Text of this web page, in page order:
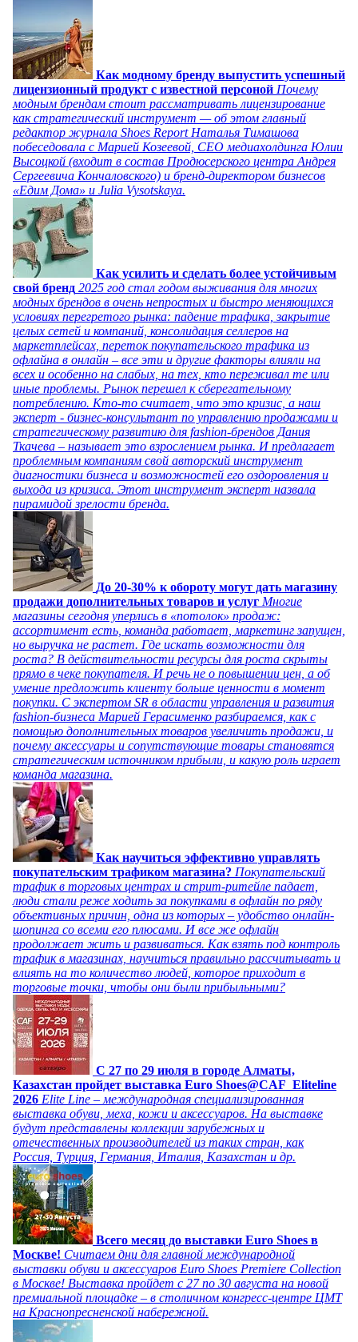
Как модному бренду выпустить успешный
лицензионный продукт с известной персоной Почему
модным брендам стоит рассматривать лицензирование
как стратегический инструмент — об этом главный
редактор журнала Shoes Report Наталья Тимашова
побеседовала с Марией Козеевой, СЕО медиахолдинга Юлии
Высоцкой (входит в состав Продюсерского центра Андрея
Сергеевича Кончаловского) и бренд-директором бизнесов
«Едим Дома» и Julia Vysotskaya.
Как усилить и сделать более устойчивым
свой бренд 2025 год стал годом выживания для многих
модных брендов в очень непростых и быстро меняющихся
условиях перегретого рынка: падение трафика, закрытие
целых сетей и компаний, консолидация селлеров на
маркетплейсах, переток покупательского трафика из
офлайна в онлайн – все эти и другие факторы влияли на
всех и особенно на слабых, на тех, кто переживал те или
иные проблемы. Рынок перешел к сберегательному
потреблению. Кто-то считает, что это кризис, а наш
эксперт - бизнес-консультант по управлению продажами и
стратегическому развитию для fashion-брендов Дания
Ткачева – называет это взрослением рынка. И предлагает
проблемным компаниям свой авторский инструмент
диагностики бизнеса и возможностей его оздоровления и
выхода из кризиса. Этот инструмент эксперт назвала
пирамидой зрелости бренда.
До 20-30% к обороту могут дать магазину
продажи дополнительных товаров и услуг Многие
магазины сегодня уперлись в «потолок» продаж:
ассортимент есть, команда работает, маркетинг запущен,
но выручка не растет. Где искать возможности для
роста? В действительности ресурсы для роста скрыты
прямо в чеке покупателя. И речь не о повышении цен, а об
умение предложить клиенту больше ценности в момент
покупки. С экспертом SR в области управления и развития
fashion-бизнеса Марией Герасименко разбираемся, как с
помощью дополнительных товаров увеличить продажи, и
почему аксессуары и сопутствующие товары становятся
стратегическим источником прибыли, и какую роль играет
команда магазина.
Как научиться эффективно управлять
покупательским трафиком магазина? Покупательский
трафик в торговых центрах и стрит-ритейле падает,
люди стали реже ходить за покупками в офлайн по ряду
объективных причин, одна из которых – удобство онлайн-
шопинга со всеми его плюсами. И все же офлайн
продолжает жить и развиваться. Как взять под контроль
трафик в магазинах, научиться правильно рассчитывать и
влиять на то количество людей, которое приходит в
торговые точки, чтобы они были прибыльными?
C 27 по 29 июля в городе Алматы,
Казахстан пройдет выставка Euro Shoes@CAF_Eliteline
2026 Elite Line – международная специализированная
выставка обуви, меха, кожи и аксессуаров. На выставке
будут представлены коллекции зарубежных и
отечественных производителей из таких стран, как
Россия, Турция, Германия, Италия, Казахстан и др.
Всего месяц до выставки Euro Shoes в
Москве! Считаем дни для главной международной
выставки обуви и аксессуаров Euro Shoes Premiere Collection
в Москве! Выставка пройдет с 27 по 30 августа на новой
премиальной площадке – в столичном конгресс-центре ЦМТ
на Краснопресненской набережной.